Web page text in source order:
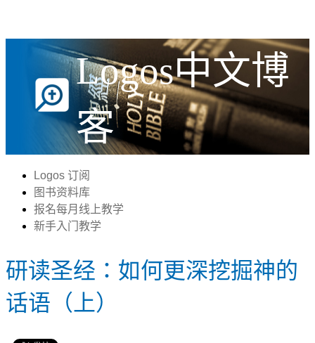
Logos中文博
客
Logos 订阅
图书资料库
报名每月线上教学
新手入门教学
研读圣经：如何更深挖掘神的
话语（上）